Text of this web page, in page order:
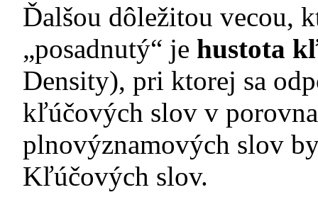
Ďalšou dôležitou vecou,
„posadnutý“ je hustota
Density), pri ktorej sa
kľúčových slov v
plnovýznamových slov
Kľúčových slov.